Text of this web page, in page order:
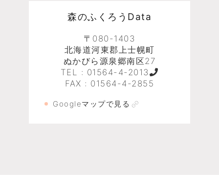
森のふくろうData
〒080-1403
北海道河東郡上士幌町
ぬかびら源泉郷南区27
TEL : 01564-4-2013
FAX : 01564-4-2855
Googleマップで見る